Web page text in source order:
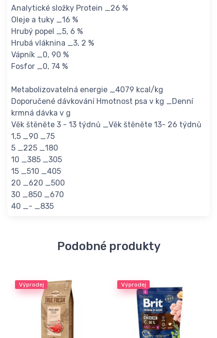
Analytické složky Protein _26 %
Oleje a tuky _16 %
Hrubý popel _5, 6 %
Hrubá vláknina _3, 2 %
Vápník _0, 90 %
Fosfor _0, 74 %
Metabolizovatelná energie _4079 kcal/kg
Doporučené dávkování Hmotnost psa v kg _Denní
krmná dávka v g
Věk štěněte 3 - 13 týdnů _Věk štěněte 13- 26 týdnů
1,5 _90 _75
5 _225 _180
10 _385 _305
15 _510 _405
20 _620 _500
30 _850 _670
40 _- _835
Podobné produkty
Výprodej Výprodej